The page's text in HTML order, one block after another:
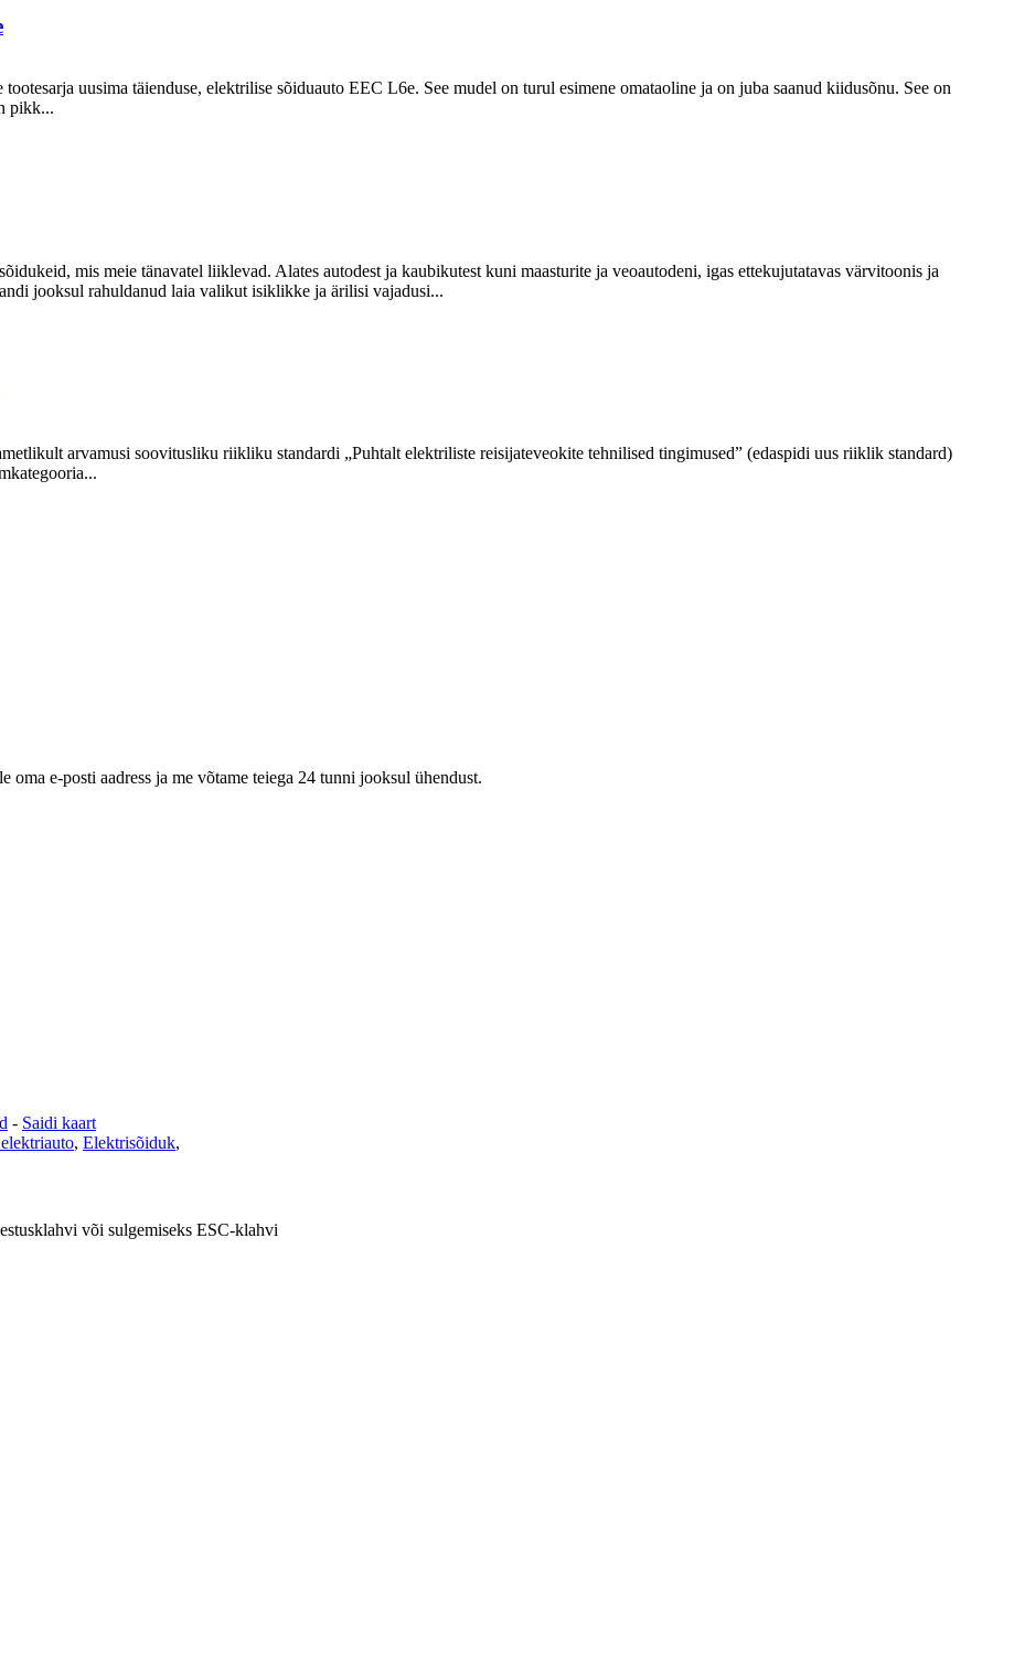
uusima täienduse, elektrilise sõiduauto EEC L6e. See mudel on turul esimene omataoline ja on juba saanud kiidusõnu. See on
pikk...
mis meie tänavatel liiklevad. Alates autodest ja kaubikutest kuni maasturite ja veoautodeni, igas ettekujutatavas värvitoonis ja
jooksul rahuldanud laia valikut isiklikke ja ärilisi vajadusi...
arvamusi soovitusliku riikliku standardi „Puhtalt elektriliste reisijateveokite tehnilised tingimused” (edaspidi uus riiklik standard)
e-posti aadress ja me võtame teiega 24 tunni jooksul ühendust.
- Saidi kaart
, Elektrisõiduk,
või sulgemiseks ESC-klahvi